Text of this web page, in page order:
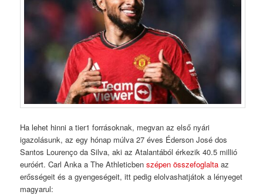
Ha lehet hinni a tier1 forrásoknak, megvan az első nyári
igazolásunk, az egy hónap múlva 27 éves Éderson José dos
Santos Lourenço da Silva, aki az Atalantából érkezik 40.5 millió
euróért. Carl Anka a The Athleticbenszépen összefoglalta az
erősségeit és a gyengeségeit, itt pedig elolvashatjátok a lényeget
magyarul: